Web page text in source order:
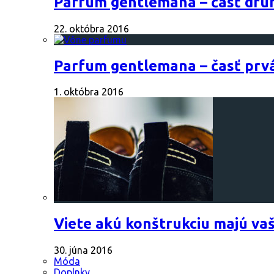
22. októbra 2016
Parfum gentlemana – časť
1. októbra 2016
Viete akú konštrukciu majú
30. júna 2016
Móda